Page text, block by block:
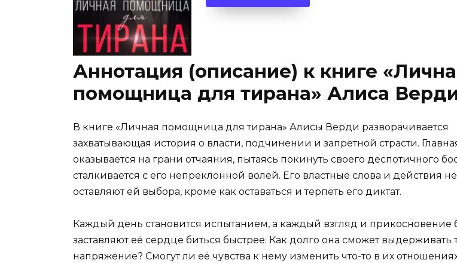
Аннотация (описание) к книге
помощница для тирана» Алиса
В книге «Личная помощница для тирана» Алисы Верди разворачивается
захватывающая история о власти, подчинении и запретной страсти.
оказывается на грани отчаяния, пытаясь покинуть своего деспотичного
сталкивается с его непреклонной волей. Его властные слова и действия не
оставляют ей выбора, кроме как оставаться и терпеть его диктат.
Каждый день становится испытанием, а каждый взгляд и прикосновение
заставляют её сердце биться быстрее. Как долго она сможет выдерживать
напряжение? Смогут ли её чувства к нему изменить что-то в их